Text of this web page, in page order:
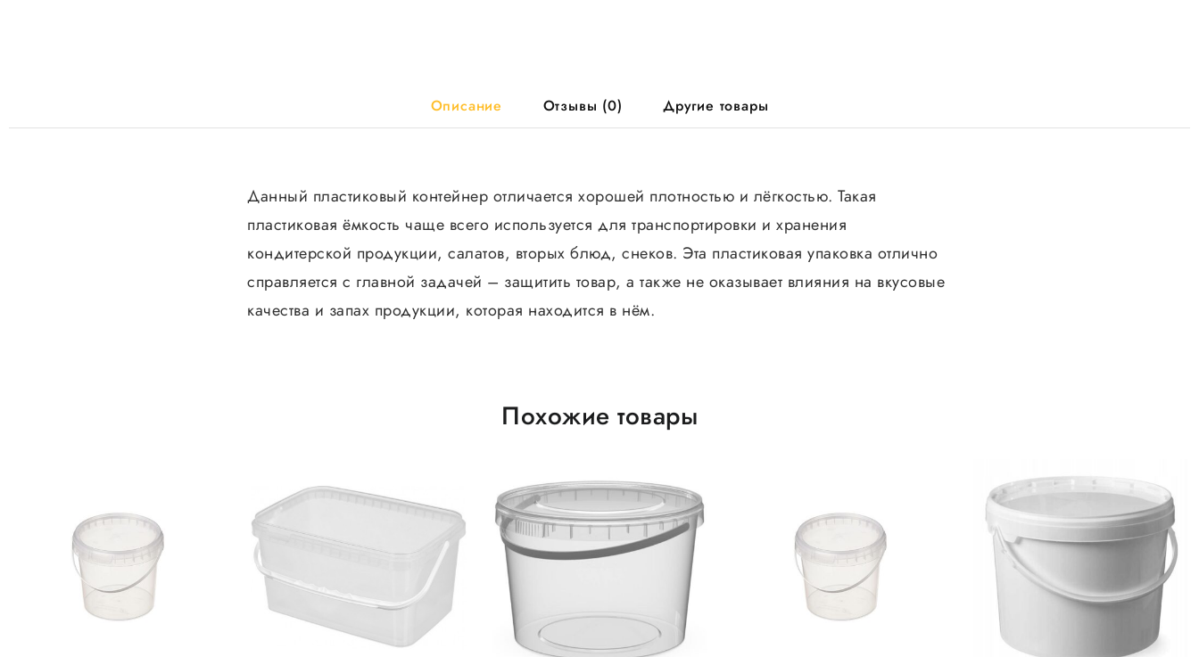
Описание Отзывы (0) Другие товары
Данный пластиковый контейнер отличается хорошей плотностью и лёгкостью. Такая
пластиковая ёмкость чаще всего используется для транспортировки и хранения
кондитерской продукции, салатов, вторых блюд, снеков. Эта пластиковая упаковка отлично
справляется с главной задачей – защитить товар, а также не оказывает влияния на вкусовые
качества и запах продукции, которая находится в нём.
Похожие товары